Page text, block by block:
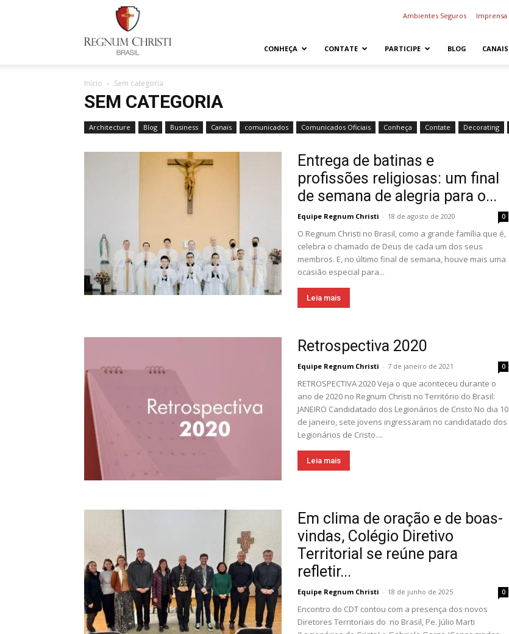
Regnum
Ambientes Seguros Imprensa
CONHEÇA CONTATE PARTICIPE BLOG CANAIS
Início Sem categoria
SEM CATEGORIA
Architecture Blog Business Canais comunicados Comunicados Oficiais Conheça Contate Decorating
Entrega de batinas e
profissões religiosas: um final
de semana de alegria para o...
Equipe Regnum Christi - 18 de agosto de 2020 0
O Regnum Christi no Brasil, como a grande família que é,
celebra o chamado de Deus de cada um dos seus
membros. E, no último final de semana, houve mais uma
ocasião especial para...
Leia mais
Retrospectiva 2020
Equipe Regnum Christi - 7 de janeiro de 2021 0
RETROSPECTIVA 2020 Veja o que aconteceu durante o
ano de 2020 no Regnum Christi no Território do Brasil:
JANEIRO Candidatado dos Legionários de Cristo No dia 10
de janeiro, sete jovens ingressaram no candidatado dos
Legionários de Cristo....
Leia mais
Em clima de oração e de boas-
vindas, Colégio Diretivo
Territorial se reúne para
refletir...
Equipe Regnum Christi - 18 de junho de 2025 0
Encontro do CDT contou com a presença dos novos
Diretores Territoriais do no Brasil, Pe. Júlio Marti